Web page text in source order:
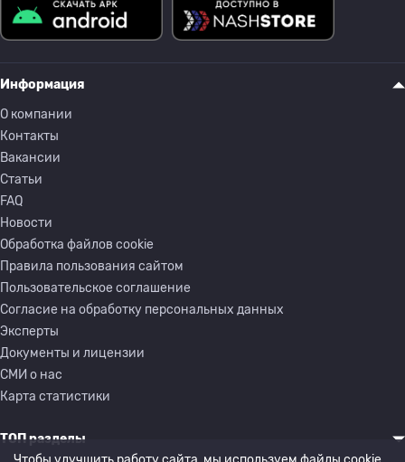
Информация
О компании
Контакты
Вакансии
Статьи
FAQ
Новости
Обработка файлов cookie
Правила пользования сайтом
Пользовательское соглашение
Согласие на обработку персональных данных
Эксперты
Документы и лицензии
СМИ о нас
Карта статистики
ТОП разделы